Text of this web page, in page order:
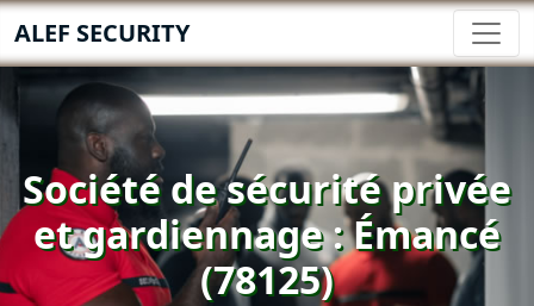
ALEF SECURITY
Société de sécurité privée
et gardiennage : Émancé
(78125)